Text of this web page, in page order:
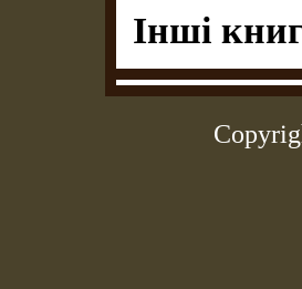
Інші